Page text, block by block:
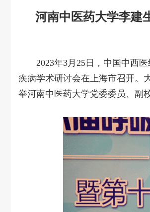
河南中医药大学李建
2023年3月25日，中国中西
疾病学术研讨会在上海市召开。
举河南中医药大学党委委员、副